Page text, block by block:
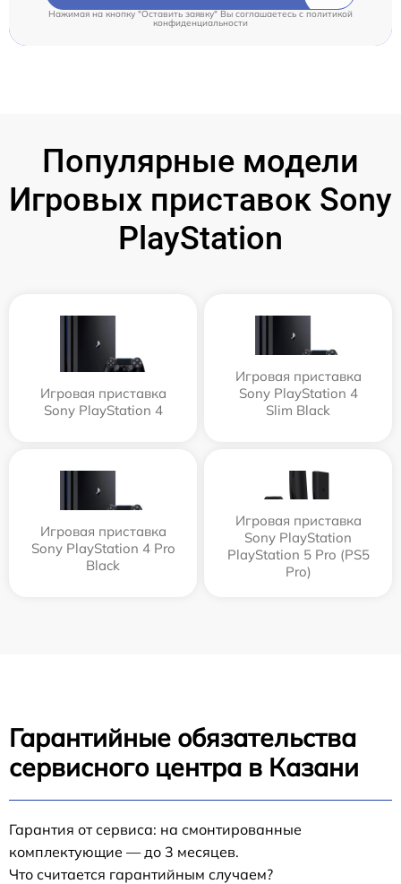
Нажимая на кнопку "Оставить заявку" Вы соглашаетесь cполитикой
конфиденциальности
Популярные модели
Игровых приставок Sony
PlayStation
Игровая приставка
Sony PlayStation 4
Игровая приставка
Sony PlayStation 4
Slim Black
Игровая приставка
Sony PlayStation 4 Pro
Black
Игровая приставка
Sony PlayStation
PlayStation 5 Pro (PS5
Pro)
Гарантийные обязательства
сервисного центра в Казани
Гарантия от сервиса: на смонтированные
комплектующие — до 3 месяцев.
Что считается гарантийным случаем?